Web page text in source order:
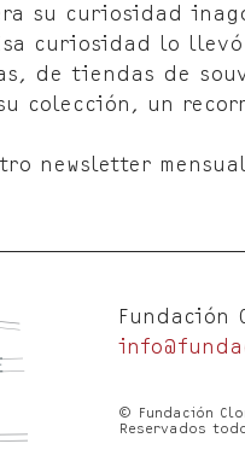
su curiosidad
curiosidad lo
de tiendas de
colección, un
newsletter
Fundación
© Fundación
Reservados